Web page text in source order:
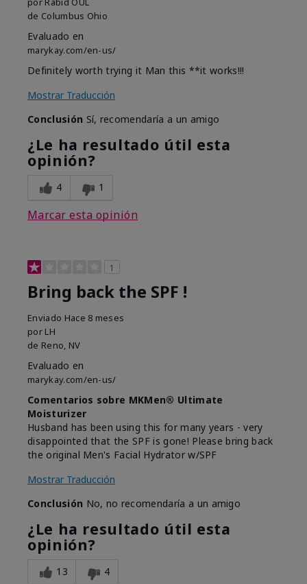
de Columbus Ohio
Evaluado en
marykay.com/en-us/
Definitely worth trying it Man this **it works!!!
Mostrar Traducción
Conclusión Sí, recomendaría a un amigo
¿Le ha resultado útil esta
opinión?
4 1
Marcar esta opinión
1
Bring back the SPF !
Enviado Hace 8 meses
por LH
de Reno, NV
Evaluado en
marykay.com/en-us/
Comentarios sobre MKMen® Ultimate
Moisturizer
Husband has been using this for many years - very
disappointed that the SPF is gone! Please bring back
the original Men's Facial Hydrator w/SPF
Mostrar Traducción
Conclusión No, no recomendaría a un amigo
¿Le ha resultado útil esta
opinión?
13 4